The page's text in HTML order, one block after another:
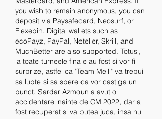
you wish to remain anonymous, you can
deposit via Paysafecard, Neosurf, or
Flexepin. Digital wallets such as
ecoPayz, PayPal, Neteller, Skrill, and
MuchBetter are also supported. Totusi,
la toate turneele finale au fost si vor fi
surprize, astfel ca "Team Melli" va trebui
sa lupte si sa spere ca vor castiga un
punct. Sardar Azmoun a avut o
accidentare inainte de CM 2022, dar a
fost recuperat si va putea juca, insa nu